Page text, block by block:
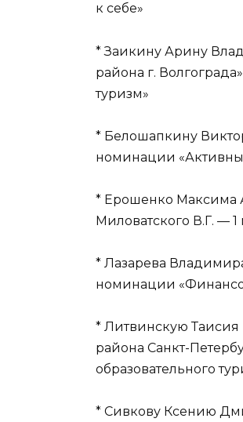
к себе»
* Заикину Арину
района г.
туризм»
* Белошапкину
номинации
* Ерошенко Максима
Миловатского В.Г. —
* Лазарева
номинации
* Литвинскую
района Санкт-
образовательного
* Сивкову Ксению